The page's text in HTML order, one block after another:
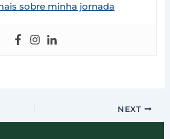
sobre minha jornada
NEXT